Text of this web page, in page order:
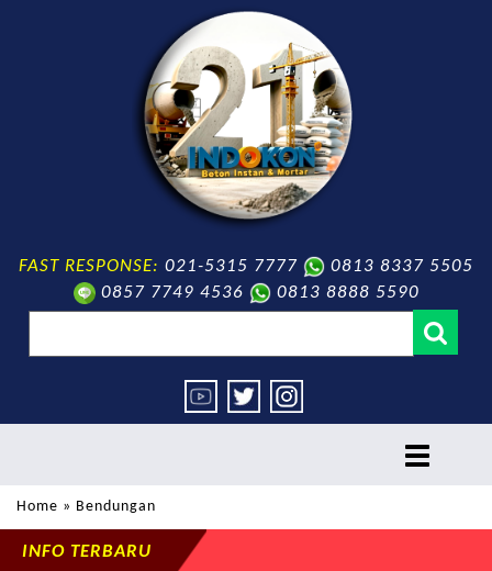
FAST RESPONSE: 021-5315 7777
0813 8337 5505
0857 7749 4536
0813 8888 5590
toggle
Home » Bendungan
INFO TERBARU